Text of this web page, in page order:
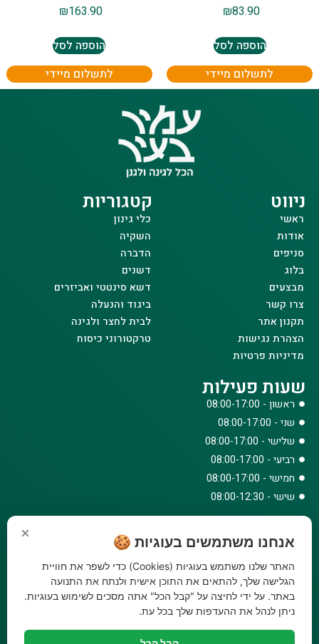
₪83.90
הוספה לסל
לתשלום מיידי
₪163.90
הוספה לסל
לתשלום מיידי
ניווט
ראשי
אודות
סניפים
בלוג
מבצעים
צרו קשר
תקנון אתר
הצהרת נגישות
מדיניות פרטיות
קטגוריות
כלי גינון
השקיה
הדברה
דשנים
דשא סינטטי ואביזרים
ביגוד והנעלה
לבית לחצר ולגינה
טרקטורוני כיסוח
שעות פעילות
ראשון - 08:00-17:00
שני - 08:00-17:00
שלישי - 08:00-17:00
רביעי - 08:00-17:00
חמישי - 08:00-17:00
שישי - 08:00-12:30
073-779-6243
וואטסאפ
amirbair@amir-agricul.co.il
אזורי חלוקה:כל הארץ
פייסבוק
אינסטגרם
× אנחנו משתמשים בעוגיות 🍪
האתר שלנו משתמש בעוגיות (Cookies) כדי לשפר את חוויית
הגלישה שלך, להתאים את התוכן אישית ולנתח את התנועה
באתר. על ידי לחיצה על "קבל הכל" אתה מסכים לשימוש בעוגיות.
ניתן לנהל את ההעדפות שלך בכל עת.